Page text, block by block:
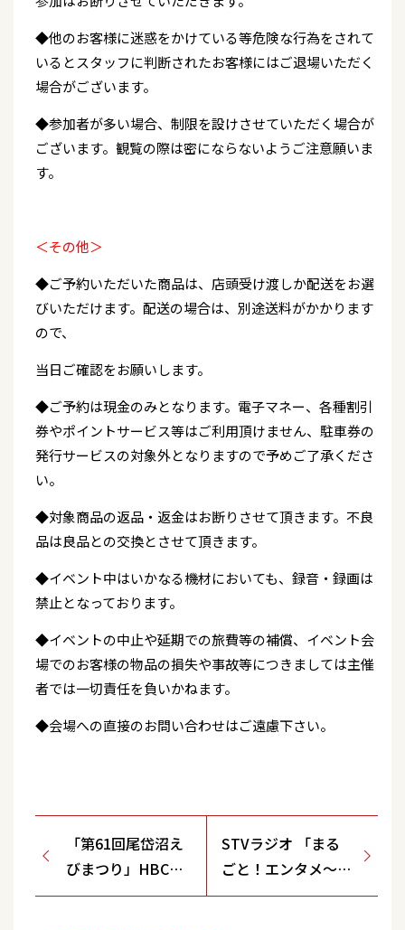
◆他のお客様に迷惑をかけている等危険な行為をされて
いるとスタッフに判断されたお客様にはご退場いただく
場合がございます。
◆参加者が多い場合、制限を設けさせていただく場合が
ございます。観覧の際は密にならないようご注意願いま
す。
＜その他＞
◆ご予約いただいた商品は、店頭受け渡しか配送をお選
びいただけます。配送の場合は、別途送料がかかります
ので、
当日ご確認をお願いします。
◆ご予約は現金のみとなります。電子マネー、各種割引
券やポイントサービス等はご利用頂けません、駐車券の
発行サービスの対象外となりますので予めご了承くださ
い。
◆対象商品の返品・返金はお断りさせて頂きます。不良
品は良品との交換とさせて頂きます。
◆イベント中はいかなる機材においても、録音・録画は
禁止となっております。
◆イベントの中止や延期での旅費等の補償、イベント会
場でのお客様の物品の損失や事故等につきましては主催
者では一切責任を負いかねます。
◆会場への直接のお問い合わせはご遠慮下さい。
「第61回尾岱沼え
びまつり」HBCラ
ジオ公開録音ステ
STVラジオ 「まる
ごと！エンタメ～シ
ョン」 ※生出演